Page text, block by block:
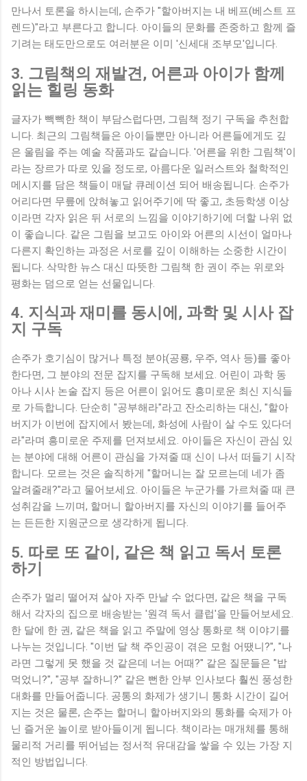
만나서 토론을 하시는데, 손주가 "할아버지는 내 베프(베스트 프
렌드)"라고 부른다고 합니다. 아이들의 문화를 존중하고 함께 즐
기려는 태도만으로도 여러분은 이미 '신세대 조부모'입니다.
3. 그림책의 재발견, 어른과 아이가 함께
읽는 힐링 동화
글자가 빽빽한 책이 부담스럽다면, 그림책 정기 구독을 추천합
니다. 최근의 그림책들은 아이들뿐만 아니라 어른들에게도 깊
은 울림을 주는 예술 작품과도 같습니다. '어른을 위한 그림책'이
라는 장르가 따로 있을 정도로, 아름다운 일러스트와 철학적인
메시지를 담은 책들이 매달 큐레이션 되어 배송됩니다. 손주가
어리다면 무릎에 앉혀놓고 읽어주기에 딱 좋고, 초등학생 이상
이라면 각자 읽은 뒤 서로의 느낌을 이야기하기에 더할 나위 없
이 좋습니다. 같은 그림을 보고도 아이와 어른의 시선이 얼마나
다른지 확인하는 과정은 서로를 깊이 이해하는 소중한 시간이
됩니다. 삭막한 뉴스 대신 따뜻한 그림책 한 권이 주는 위로와
평화는 덤으로 얻는 선물입니다.
4. 지식과 재미를 동시에, 과학 및 시사 잡
지 구독
손주가 호기심이 많거나 특정 분야(공룡, 우주, 역사 등)를 좋아
한다면, 그 분야의 전문 잡지를 구독해 보세요. 어린이 과학 동
아나 시사 논술 잡지 등은 어른이 읽어도 흥미로운 최신 지식들
로 가득합니다. 단순히 "공부해라"라고 잔소리하는 대신, "할아
버지가 이번에 잡지에서 봤는데, 화성에 사람이 살 수도 있다더
라"라며 흥미로운 주제를 던져보세요. 아이들은 자신이 관심 있
는 분야에 대해 어른이 관심을 가져줄 때 신이 나서 떠들기 시작
합니다. 모르는 것은 솔직하게 "할머니는 잘 모르는데 네가 좀
알려줄래?"라고 물어보세요. 아이들은 누군가를 가르쳐줄 때 큰
성취감을 느끼며, 할머니 할아버지를 자신의 이야기를 들어주
는 든든한 지원군으로 생각하게 됩니다.
5. 따로 또 같이, 같은 책 읽고 독서 토론
하기
손주가 멀리 떨어져 살아 자주 만날 수 없다면, 같은 책을 구독
해서 각자의 집으로 배송받는 '원격 독서 클럽'을 만들어보세요.
한 달에 한 권, 같은 책을 읽고 주말에 영상 통화로 책 이야기를
나누는 것입니다. "이번 달 책 주인공이 겪은 모험 어땠니?", "나
라면 그렇게 못 했을 것 같은데 너는 어때?" 같은 질문들은 "밥
먹었니?", "공부 잘하니?" 같은 뻔한 안부 인사보다 훨씬 풍성한
대화를 만들어줍니다. 공통의 화제가 생기니 통화 시간이 길어
지는 것은 물론, 손주는 할머니 할아버지와의 통화를 숙제가 아
닌 즐거운 놀이로 받아들이게 됩니다. 책이라는 매개체를 통해
물리적 거리를 뛰어넘는 정서적 유대감을 쌓을 수 있는 가장 지
적인 방법입니다.